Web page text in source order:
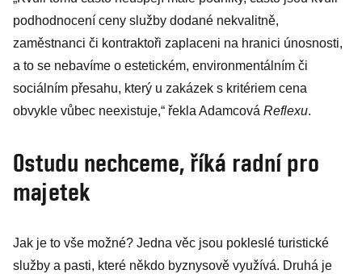
podhodnocení ceny služby dodané nekvalitně,
zaměstnanci či kontraktoři zaplaceni na hranici únosnosti,
a to se nebavíme o estetickém, environmentálním či
sociálním přesahu, který u zakázek s kritériem cena
obvykle vůbec neexistuje,“ řekla Adamcová Reflexu.
Ostudu nechceme, říká radní pro
majetek
Jak je to vše možné? Jedna věc jsou pokleslé turistické
služby a pasti, které někdo byznysově využívá. Druhá je